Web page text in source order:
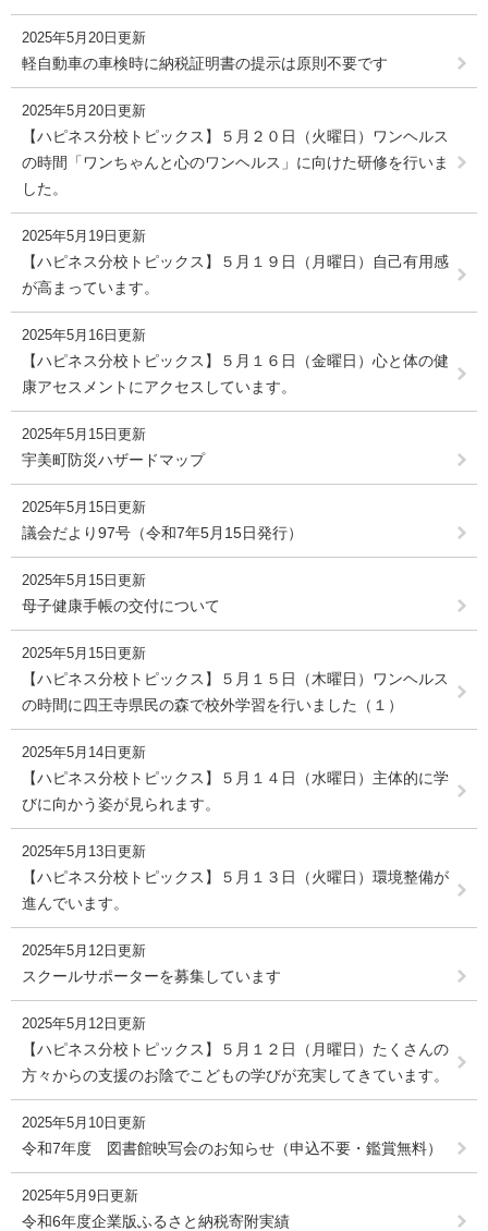
2025年5月20日更新
軽自動車の車検時に納税証明書の提示は原則不要です
2025年5月20日更新
【ハピネス分校トピックス】５月２０日（火曜日）ワンヘルス
の時間「ワンちゃんと心のワンヘルス」に向けた研修を行いま
した。
2025年5月19日更新
【ハピネス分校トピックス】５月１９日（月曜日）自己有用感
が高まっています。
2025年5月16日更新
【ハピネス分校トピックス】５月１６日（金曜日）心と体の健
康アセスメントにアクセスしています。
2025年5月15日更新
宇美町防災ハザードマップ
2025年5月15日更新
議会だより97号（令和7年5月15日発行）
2025年5月15日更新
母子健康手帳の交付について
2025年5月15日更新
【ハピネス分校トピックス】５月１５日（木曜日）ワンヘルス
の時間に四王寺県民の森で校外学習を行いました（１）
2025年5月14日更新
【ハピネス分校トピックス】５月１４日（水曜日）主体的に学
びに向かう姿が見られます。
2025年5月13日更新
【ハピネス分校トピックス】５月１３日（火曜日）環境整備が
進んでいます。
2025年5月12日更新
スクールサポーターを募集しています
2025年5月12日更新
【ハピネス分校トピックス】５月１２日（月曜日）たくさんの
方々からの支援のお陰でこどもの学びが充実してきています。
2025年5月10日更新
令和7年度 図書館映写会のお知らせ（申込不要・鑑賞無料）
2025年5月9日更新
令和6年度企業版ふるさと納税寄附実績